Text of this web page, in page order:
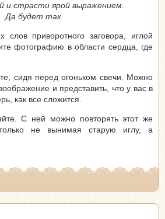
и страсти ярой выражением.
Да будет так.
слов приворотного заговора, иглой
фотографию в области сердца, где
сидя перед огоньком свечи. Можно
и представить, что у вас в
как все сложится.
С ней можно повторять этот же
не вынимая старую иглу, а